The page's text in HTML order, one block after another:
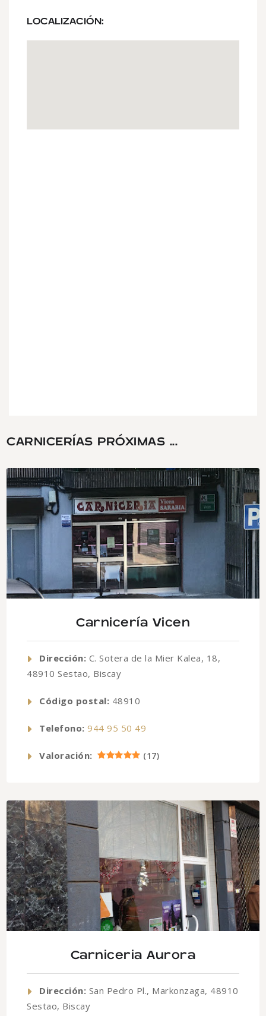
LOCALIZACIÓN:
CARNICERÍAS PRÓXIMAS ...
Carnicería Vicen
Dirección: C. Sotera de la Mier Kalea, 18,
48910 Sestao, Biscay
Código postal: 48910
Telefono: 944 95 50 49
Valoración: (17)
Carniceria Aurora
Dirección: San Pedro Pl., Markonzaga, 48910
Sestao, Biscay